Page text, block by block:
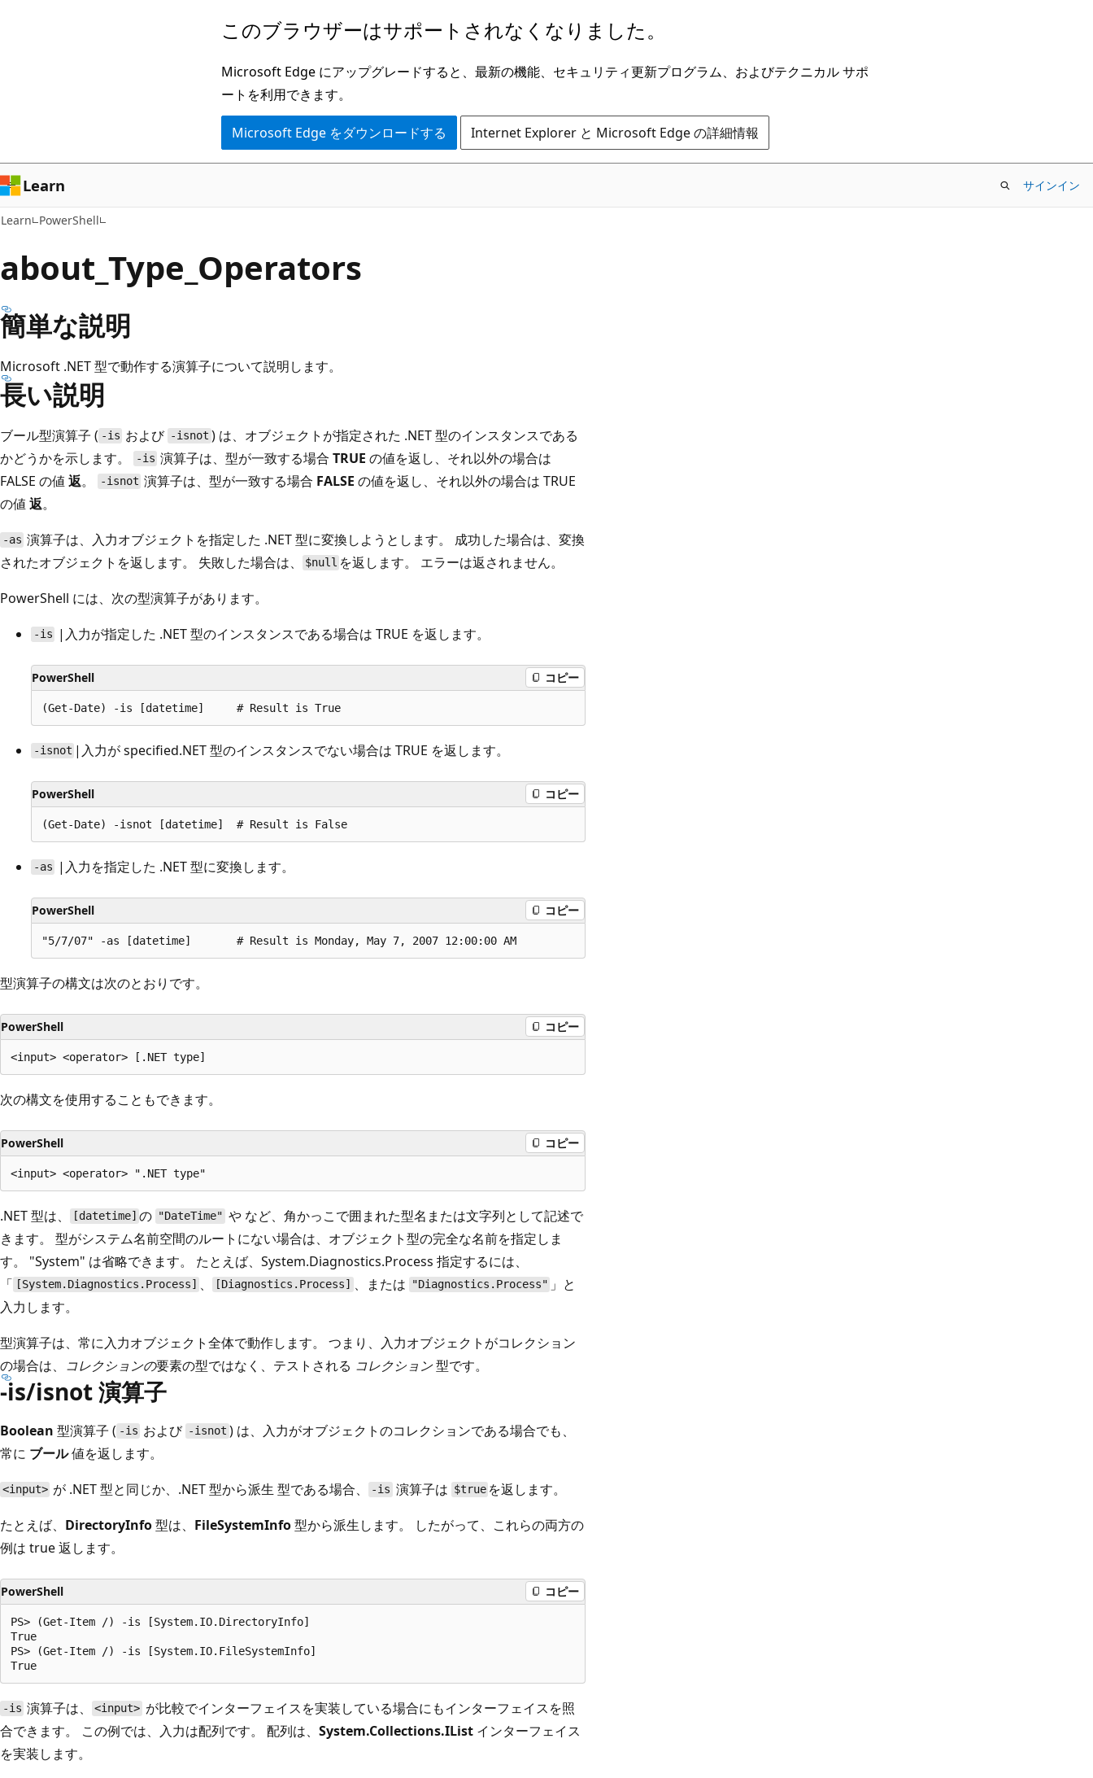
ン
ツ
に
ス
キ
ッ
このブラウザーはサポートされなくなりました。
Microsoft Edge にアップグレードすると、最新の機能、セキュリティ更新プログラム、およびテクニカル サポ
ートを利用できます。
Microsoft Edge をダウンロードする Internet Explorer と Microsoft Edge の詳細情報
Learn サインイン
Learn PowerShell
about_Type_Operators
簡単な説明
Microsoft .NET 型で動作する演算子について説明します。
長い説明
ブール型演算子 ( -is および -isnot ) は、オブジェクトが指定された .NET 型のインスタンスである
かどうかを示します。
-is 演算子は、型が一致する場合TRUE の値を返し、それ以外の場合は
FALSE の値 返。 -isnot 演算子は、型が一致する場合 FALSE の値を返し、それ以外の場合は TRUE
の値 返。
-as 演算子は、入力オブジェクトを指定した .NET 型に変換しようとします。 成功した場合は、変換
されたオブジェクトを返します。 失敗した場合は、
$null を返します。 エラーは返されません。
PowerShell には、次の型演算子があります。
-is |入力が指定した .NET 型のインスタンスである場合は TRUE を返します。
PowerShell コピー
-isnot |入力が specified.NET 型のインスタンスでない場合は TRUE を返します。
PowerShell コピー
-as |入力を指定した .NET 型に変換します。
PowerShell コピー
型演算子の構文は次のとおりです。
PowerShell コピー
次の構文を使用することもできます。
PowerShell コピー
.NET 型は、 [datetime] の "DateTime" や など、角かっこで囲まれた型名または文字列として記述で
きます。 型がシステム名前空間のルートにない場合は、オブジェクト型の完全な名前を指定しま
す。 "System" は省略できます。 たとえば、System.Diagnostics.Process 指定するには、
「 [System.Diagnostics.Process] 、 [Diagnostics.Process] 、または "Diagnostics.Process" 」と
入力します。
型演算子は、常に入力オブジェクト全体で動作します。 つまり、入力オブジェクトがコレクション
の場合は、 コレクションの要素の型ではなく、テストされる コレクション型です。
-is/isnot 演算子
Boolean 型演算子 ( -is および -isnot ) は、入力がオブジェクトのコレクションである場合でも、
常に ブール値を返します。
<input> が .NET 型と同じか、.NET 型から派生型である場合、 -is 演算子は $true を返します。
たとえば、 DirectoryInfo型は、 FileSystemInfo型から派生します。 したがって、これらの両方の
例は true返します。
PowerShell コピー
PS> (Get-Item /) -is [System.IO.DirectoryInfo]
True
PS> (Get-Item /) -is [System.IO.FileSystemInfo]
-is 演算子は、 <input> が比較でインターフェイスを実装している場合にもインターフェイスを照
合できます。 この例では、入力は配列です。 配列は、 System.Collections.IList インターフェイス
を実装します。